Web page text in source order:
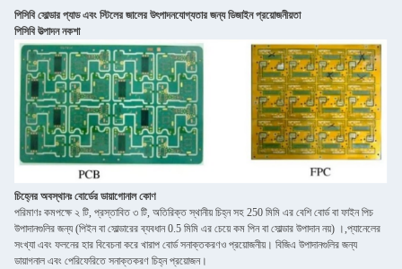
পিসিবি সোল্ডার প্যাড এবং স্টিলের জালের উৎপাদনযোগ্যতার জন্য ডিজাইন প্রয়োজনীয়তা
পিসিবি উত্পাদন নকশা
চিহ্নের অবস্থানঃ বোর্ডের ডায়াগোনাল কোণ
পরিমাণঃ কমপক্ষে ২ টি, প্রস্তাবিত ৩ টি, অতিরিক্ত স্থানীয় চিহ্ন সহ 250 মিমি এর বেশি বোর্ড বা ফাইন পিচ
উপাদানগুলির জন্য (পিইন বা সোল্ডারের ব্যবধান 0.5 মিমি এর চেয়ে কম পিন বা সোল্ডার উপাদান নয়) ।,প্যানেলের
সংখ্যা এবং ফলনের হার বিবেচনা করে খারাপ বোর্ড সনাক্তকরণও প্রয়োজনীয়। বিজিএ উপাদানগুলির জন্য
ডায়াগনাল এবং পেরিফেরিতে সনাক্তকরণ চিহ্ন প্রয়োজন।